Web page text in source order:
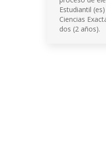
Estudiantil
Ciencias
dos (2 años).